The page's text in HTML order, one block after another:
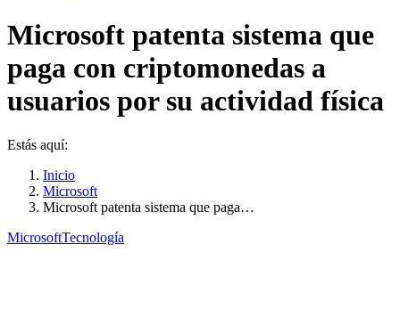
Microsoft patenta sistema que
paga con criptomonedas a
usuarios por su actividad física
Estás aquí:
Inicio
Microsoft
Microsoft patenta sistema que paga…
MicrosoftTecnología